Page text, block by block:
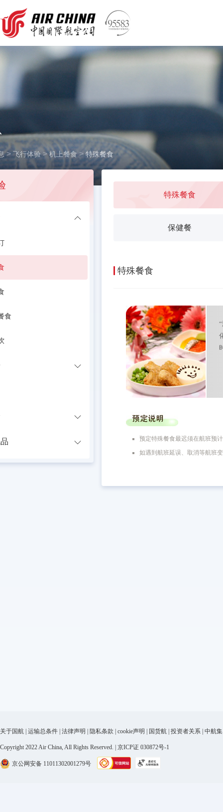
> 飞行体验>机上餐食>特殊餐食
食
特殊餐食
保健餐
特殊餐食
预定特殊餐食最迟须在航班预
如遇到航班延误、取消等航班
关于国航 | 运输总条件 | 法律声明 | 隐私条款 | cookie声明 | 国货航 | 投资者关系 | 中航
Copyright 2022 Air China, All Rights Reserved. | 京ICP证 030872号-1
京公网安备 11011302001279号